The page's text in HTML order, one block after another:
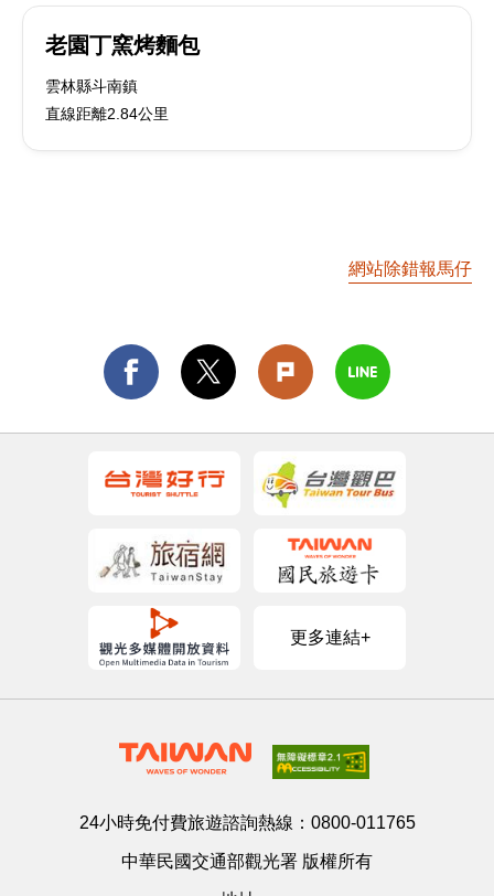
老園丁窯烤麵包
雲林縣斗南鎮
直線距離2.84公里
網站除錯報馬仔
更多連結+
24小時免付費旅遊諮詢熱線： 0800-011765
中華民國交通部觀光署 版權所有